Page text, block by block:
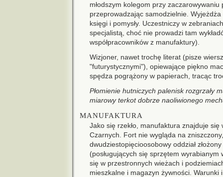
młodszym kolegom przy
przeprowadzając samodzielnie.
księgi i pomysły. Uczestniczy w
specjalistą, choć nie prowadzi tam
współpracowników z manufaktury).
Wizjoner, nawet trochę literat (pisze
"futurystycznymi"), opiewające piękno
spędza pogrążony w papierach, tracąc
Płomienie hutniczych palenisk rozgrzały
miarowy terkot dobrze naoliwionego
MANUFAKTURA
Jako się rzekło, manufaktura znajduje się
Czarnych. Fort nie wygląda na
dwudziestopięcioosobowy oddział
(posługujących się sprzętem
się w przestronnych wieżach i
mieszkalne i magazyn żywności. Warunki